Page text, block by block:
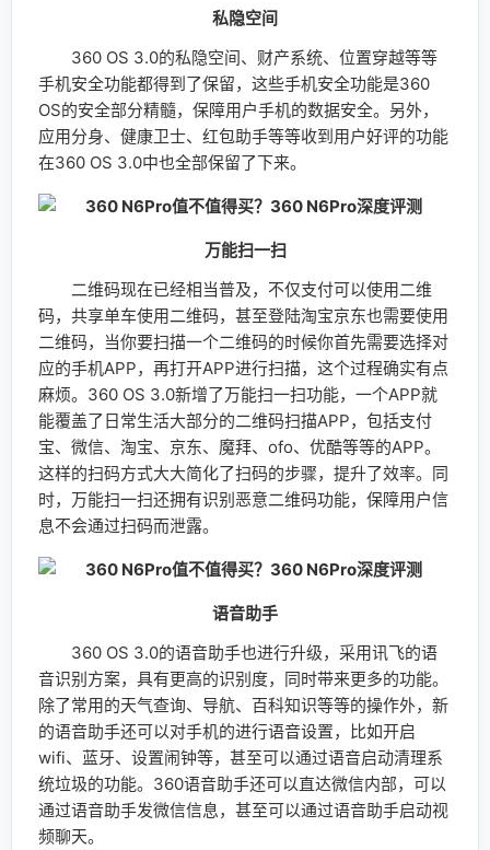
二维码现在已经相当普及，不仅支付可以使用二维
二维码，当你要扫描一个二维码的时候你首先需要选择对
应的手机APP，再打开APP进行扫描，这个过程确实有点
麻烦。360 OS 3.0新增了万能扫一扫功能，一个APP就
能覆盖了日常生活大部分的二维码扫描APP，包括支付
宝、微信、淘宝、京东、魔拜、ofo、优酷等等的APP。
这样的扫码方式大大简化了扫码的步骤，提升了效率。同
息不会通过扫码而泄露。
语音助手
360 OS 3.0的语音助手也进行升级，采用讯飞的语
音识别方案，具有更高的识别度，同时带来更多的功能。
除了常用的天气查询、导航、百科知识等等的操作外，新
的语音助手还可以对手机的进行语音设置，比如开启
wifi、蓝牙、设置闹钟等，甚至可以通过语音启动清理系
统垃圾的功能。360语音助手还可以直达微信内部，可以
通过语音助手发微信信息，甚至可以通过语音助手启动视
频聊天。
电话背景音
360 OS 3.0系统内置了多个电话的背景音，可以真
实还原工地、公车、街市等等的场景，甚至还可以模拟手
机信号不佳是语音断断续续的效果，用户可以根据自己的
需求进行选择，实用性相当高。